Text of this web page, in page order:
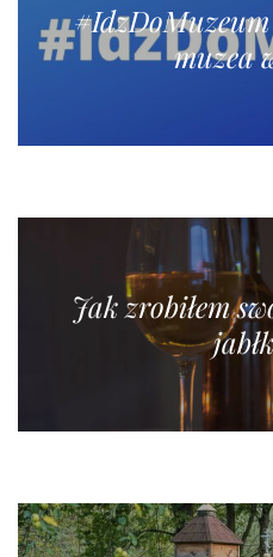
muzea
Jak zrobiłem